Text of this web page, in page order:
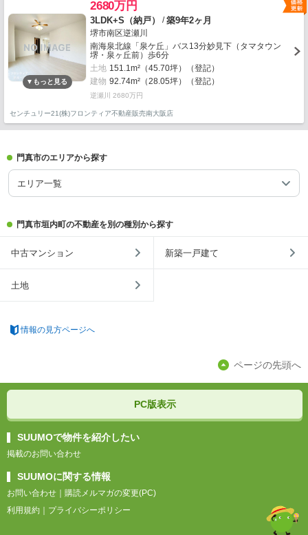
2680万円
3LDK+S（納戸） /築9年2ヶ月
堺市南区逆瀬川
南海泉北線「泉ケ丘」バス13分妙見下（タマタウン
堺・泉ヶ丘前）歩6分
土地 151.1m²（45.70坪）（登記）
建物 92.74m²（28.05坪）（登記）
逆瀬川 2680万円
センチュリー21(株)フロンティア不動産販売南大阪店
門真市のエリアから探す
エリア一覧
門真市垣内町の不動産を別の種別から探す
中古マンション 新築一戸建て
土地
情報の見方ページへ
ページの先頭へ
PC版表示
SUUMOで物件を紹介したい
掲載のお問い合わせ
SUUMOに関する情報
お問い合わせ
購読メルマガの変更(PC)
利用規約
プライバシーポリシー